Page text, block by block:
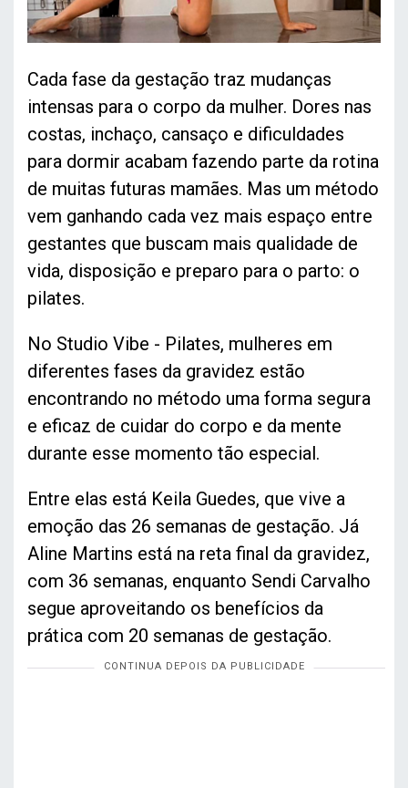
Cada fase da gestação traz mudanças
intensas para o corpo da mulher. Dores nas
costas, inchaço, cansaço e dificuldades
para dormir acabam fazendo parte da rotina
de muitas futuras mamães. Mas um método
vem ganhando cada vez mais espaço entre
gestantes que buscam mais qualidade de
vida, disposição e preparo para o parto: o
pilates.
No Studio Vibe - Pilates, mulheres em
diferentes fases da gravidez estão
encontrando no método uma forma segura
e eficaz de cuidar do corpo e da mente
durante esse momento tão especial.
Entre elas está Keila Guedes, que vive a
emoção das 26 semanas de gestação. Já
Aline Martins está na reta final da gravidez,
com 36 semanas, enquanto Sendi Carvalho
segue aproveitando os benefícios da
prática com 20 semanas de gestação.